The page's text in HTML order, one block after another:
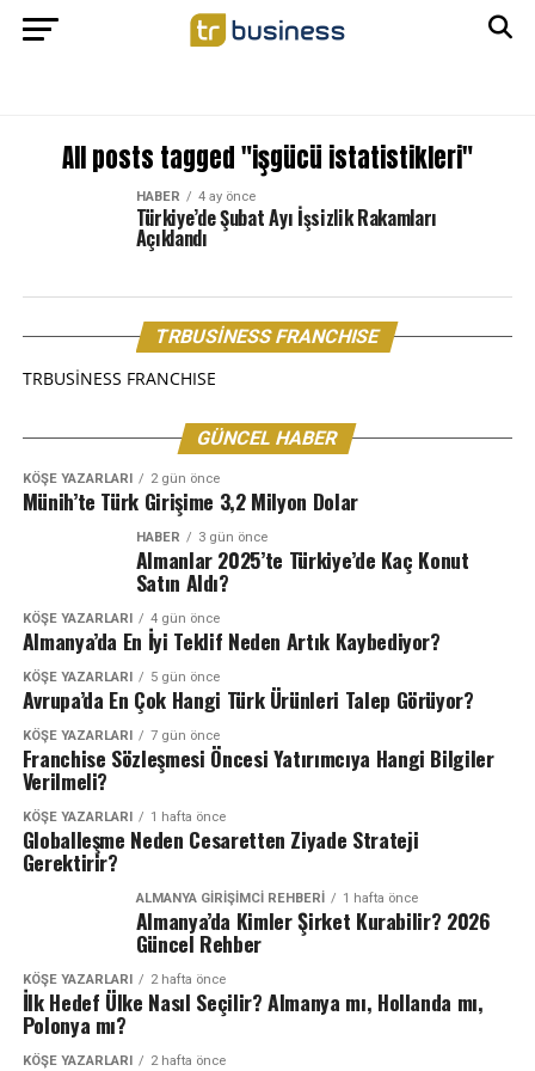
All posts tagged "işgücü istatistikleri"
HABER 4 ay önce
Türkiye’de Şubat Ayı İşsizlik Rakamları
Açıklandı
TRBUSİNESS FRANCHISE
TRBUSİNESS FRANCHISE
GÜNCEL HABER
KÖŞE YAZARLARI 2 gün önce
Münih’te Türk Girişime 3,2 Milyon Dolar
HABER 3 gün önce
Almanlar 2025’te Türkiye’de Kaç Konut
Satın Aldı?
KÖŞE YAZARLARI 4 gün önce
Almanya’da En İyi Teklif Neden Artık Kaybediyor?
KÖŞE YAZARLARI 5 gün önce
Avrupa’da En Çok Hangi Türk Ürünleri Talep Görüyor?
KÖŞE YAZARLARI 7 gün önce
Franchise Sözleşmesi Öncesi Yatırımcıya Hangi Bilgiler
Verilmeli?
KÖŞE YAZARLARI 1 hafta önce
Globalleşme Neden Cesaretten Ziyade Strateji
Gerektirir?
ALMANYA GIRIŞIMCI REHBERI 1 hafta önce
Almanya’da Kimler Şirket Kurabilir? 2026
Güncel Rehber
KÖŞE YAZARLARI 2 hafta önce
İlk Hedef Ülke Nasıl Seçilir? Almanya mı, Hollanda mı,
Polonya mı?
KÖŞE YAZARLARI 2 hafta önce